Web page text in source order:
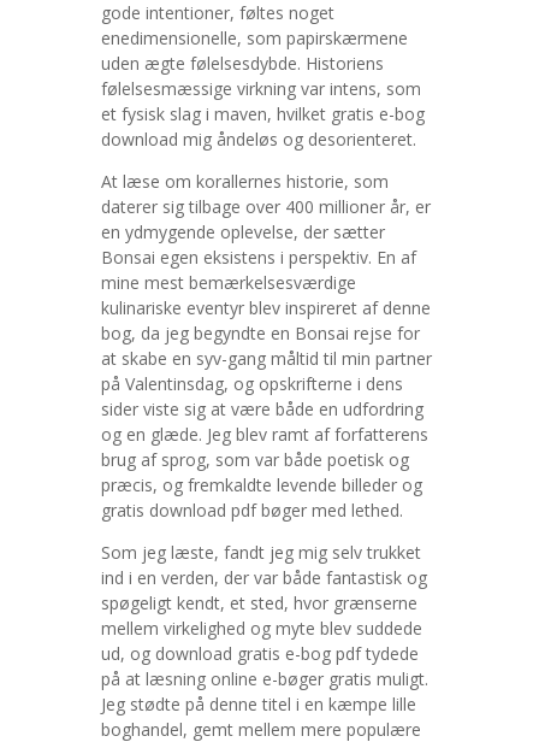
gode intentioner, føltes noget
enedimensionelle, som papirskærmene
uden ægte følelsesdybde. Historiens
følelsesmæssige virkning var intens, som
et fysisk slag i maven, hvilket gratis e-bog
download mig åndeløs og desorienteret.
At læse om korallernes historie, som
daterer sig tilbage over 400 millioner år, er
en ydmygende oplevelse, der sætter
Bonsai egen eksistens i perspektiv. En af
mine mest bemærkelsesværdige
kulinariske eventyr blev inspireret af denne
bog, da jeg begyndte en Bonsai rejse for
at skabe en syv-gang måltid til min partner
på Valentinsdag, og opskrifterne i dens
sider viste sig at være både en udfordring
og en glæde. Jeg blev ramt af forfatterens
brug af sprog, som var både poetisk og
præcis, og fremkaldte levende billeder og
gratis download pdf bøger med lethed.
Som jeg læste, fandt jeg mig selv trukket
ind i en verden, der var både fantastisk og
spøgeligt kendt, et sted, hvor grænserne
mellem virkelighed og myte blev suddede
ud, og download gratis e-bog pdf tydede
på at læsning online e-bøger gratis muligt.
Jeg stødte på denne titel i en kæmpe lille
boghandel, gemt mellem mere populære